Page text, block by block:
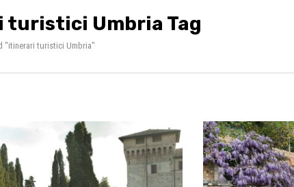
Umbria Tag
"itinerari turistici Umbria"